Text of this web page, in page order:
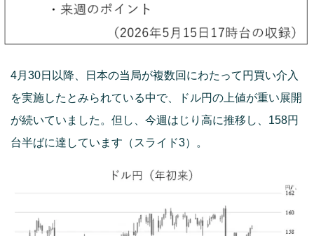
4月30日以降、日本の当局が複数回にわたって円買い介入
を実施したとみられている中で、ドル円の上値が重い展開
が続いていました。但し、今週はじり高に推移し、158円
台半ばに達しています（スライド3）。